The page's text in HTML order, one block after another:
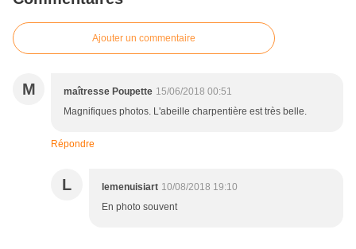
Ajouter un commentaire
M maîtresse Poupette 15/06/2018 00:51
Magnifiques photos. L'abeille charpentière est très belle.
Répondre
L lemenuisiart 10/08/2018 19:10
En photo souvent